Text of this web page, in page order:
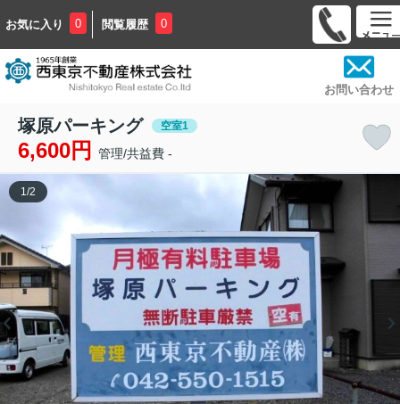
お気に入り 0 閲覧履歴 0
お問い合わせ
塚原パーキング 空室1
6,600円 管理/共益費 -
1 /2